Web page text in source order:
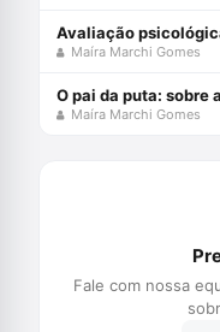
Maíra Marchi Gomes
O pai da puta: sobre
Maíra Marchi Gomes
Fale com nossa